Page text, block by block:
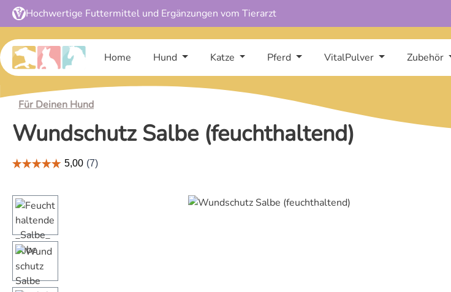
Hauptinhalt springen
Zur Suche springen
Zur Hauptnavigation springen
Hochwertige Futtermittel und Ergänzungen vom Tierarzt
Home Hund Katze Pferd VitalPulver Zubehör
Für Deinen Hund
Wundschutz Salbe (feuchthaltend)
Bildergalerie überspringen